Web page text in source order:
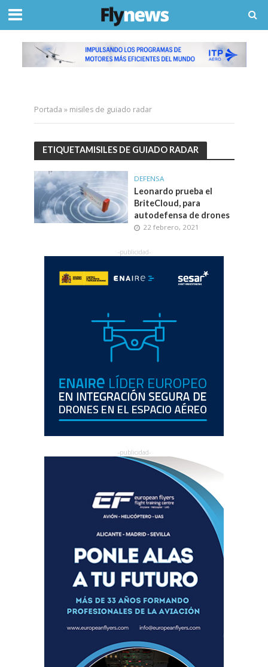
Portada » misiles de guiado radar
ETIQUETAMISILES DE GUIADO RADAR
DEFENSA
Leonardo prueba el
BriteCloud, para
autodefensa de drones
22 febrero, 2021